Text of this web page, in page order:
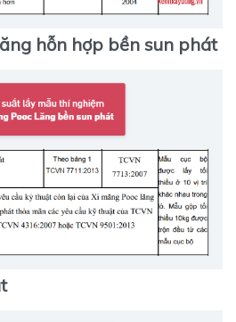
hỗn hợp bền sun phát